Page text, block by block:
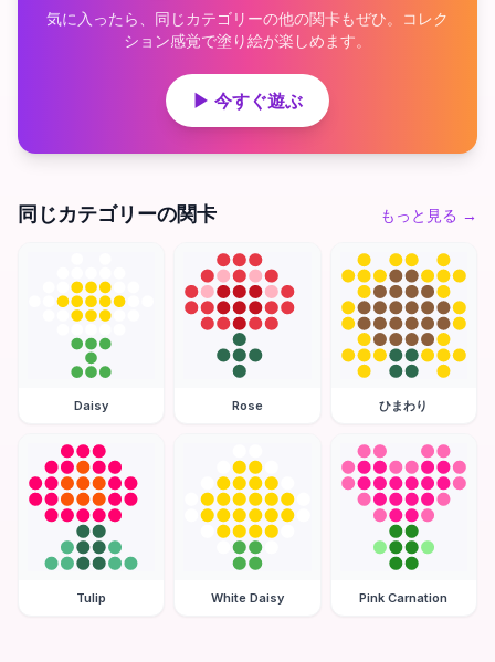
気に入ったら、同じカテゴリーの他の関卡もぜひ。コレク
ション感覚で塗り絵が楽しめます。
▶ 今すぐ遊ぶ
同じカテゴリーの関卡 もっと見る →
Daisy Rose ひまわり
Tulip White Daisy Pink Carnation